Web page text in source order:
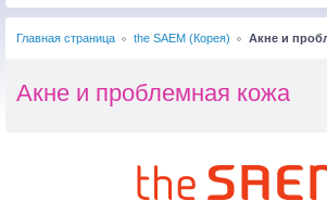
Главная страница the SAEM (Корея) Акне и
Акне и проблемная кожа